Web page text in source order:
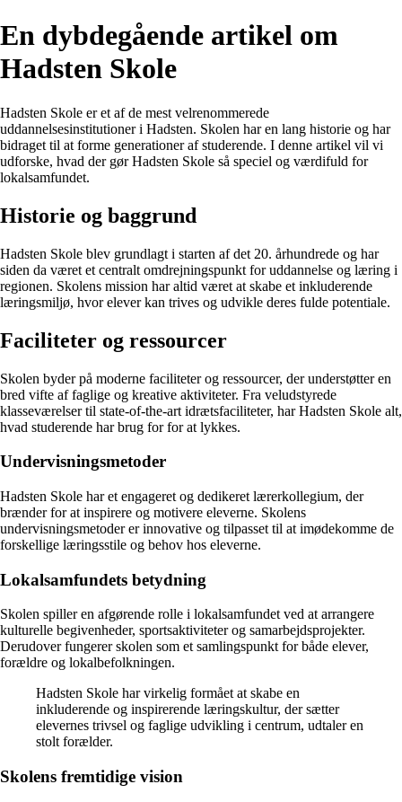
En dybdegående artikel om
Hadsten Skole
Hadsten Skole er et af de mest velrenommerede
uddannelsesinstitutioner i Hadsten. Skolen har en lang historie og har
bidraget til at forme generationer af studerende. I denne artikel vil vi
udforske, hvad der gør Hadsten Skole så speciel og værdifuld for
lokalsamfundet.
Historie og baggrund
Hadsten Skole blev grundlagt i starten af det 20. århundrede og har
siden da været et centralt omdrejningspunkt for uddannelse og læring i
regionen. Skolens mission har altid været at skabe et inkluderende
læringsmiljø, hvor elever kan trives og udvikle deres fulde potentiale.
Faciliteter og ressourcer
Skolen byder på moderne faciliteter og ressourcer, der understøtter en
bred vifte af faglige og kreative aktiviteter. Fra veludstyrede
klasseværelser til state-of-the-art idrætsfaciliteter, har Hadsten Skole alt,
hvad studerende har brug for for at lykkes.
Undervisningsmetoder
Hadsten Skole har et engageret og dedikeret lærerkollegium, der
brænder for at inspirere og motivere eleverne. Skolens
undervisningsmetoder er innovative og tilpasset til at imødekomme de
forskellige læringsstile og behov hos eleverne.
Lokalsamfundets betydning
Skolen spiller en afgørende rolle i lokalsamfundet ved at arrangere
kulturelle begivenheder, sportsaktiviteter og samarbejdsprojekter.
Derudover fungerer skolen som et samlingspunkt for både elever,
forældre og lokalbefolkningen.
Hadsten Skole har virkelig formået at skabe en
inkluderende og inspirerende læringskultur, der sætter
elevernes trivsel og faglige udvikling i centrum, udtaler en
stolt forælder.
Skolens fremtidige vision